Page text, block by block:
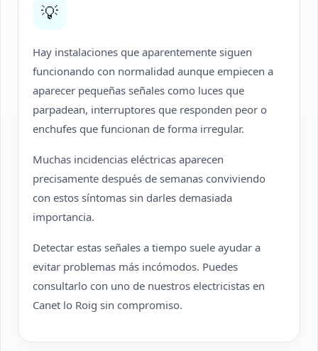
💡
Hay instalaciones que aparentemente siguen
funcionando con normalidad aunque empiecen a
aparecer pequeñas señales como luces que
parpadean, interruptores que responden peor o
enchufes que funcionan de forma irregular.
Muchas incidencias eléctricas aparecen
precisamente después de semanas conviviendo
con estos síntomas sin darles demasiada
importancia.
Detectar estas señales a tiempo suele ayudar a
evitar problemas más incómodos. Puedes
consultarlo con uno de nuestros electricistas en
Canet lo Roig sin compromiso.